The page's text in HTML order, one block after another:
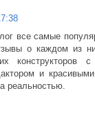
все самые
о каждом из
с
и
реальностью.